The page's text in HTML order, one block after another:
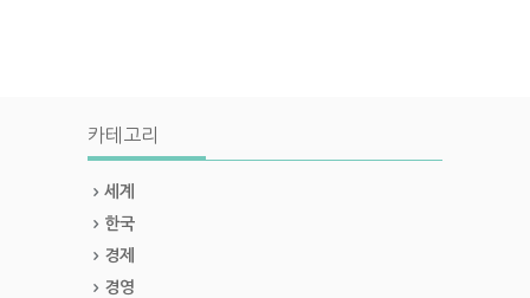
카테고리
세계
한국
경제
경영